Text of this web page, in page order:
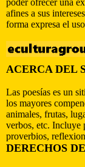
poder ofrecer una
afines a sus
forma expresa el
ACERCA DEL
Las poesías es un
los mayores
animales, frutas,
verbos, etc. Incluye
proverbios,
DERECHOS